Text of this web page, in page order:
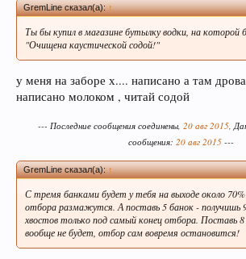
УБЕДИТЕЛЬНАЯ ПРОСЬБА!!!
переписки, которые не
имеют информационной
GremLine сказал(а):↑
Ты бы купил в магазине бутылку водки, на которой
"Очищена каустической содой!"
у меня на заборе х.... написано а там
написано молоком , читай содой
--- Последние сообщения соединены, 20 авг 2015 ,
сообщения: 20 авг 2015---
GremLine сказал(а):↑
С тремя банками будет у тебя на выходе около
отбора размажутся. А поставь 5 банок - получишь
хвостов только под самый конец отбора. Поставь
вообще не будет, отбор сам вовремя остановится!